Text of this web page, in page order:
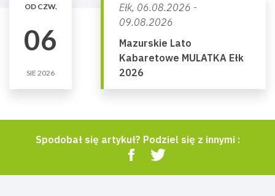
OD CZW.
06
SIE 2026
Ełk, 06.08.2026 -
09.08.2026
Mazurskie Lato
Kabaretowe MULATKA Ełk
2026
Spodobał się artykuł? Podziel się z innymi :